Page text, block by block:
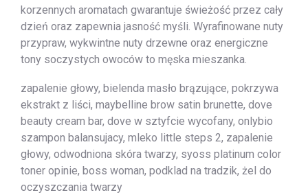
korzennych aromatach gwarantuje świeżość przez cały
dzień oraz zapewnia jasność myśli. Wyrafinowane nuty
przypraw, wykwintne nuty drzewne oraz energiczne
tony soczystych owoców to męska mieszanka.
zapalenie głowy, bielenda masło brązujące, pokrzywa
ekstrakt z liści, maybelline brow satin brunette, dove
beauty cream bar, dove w sztyfcie wycofany, onlybio
szampon balansujacy, mleko little steps 2, zapalenie
głowy, odwodniona skóra twarzy, syoss platinum color
toner opinie, boss woman, podklad na tradzik, żel do
oczyszczania twarzy